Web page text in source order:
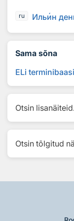
ru Ильин
Sama sõna
ELi
Otsin
Otsin tõlgitud